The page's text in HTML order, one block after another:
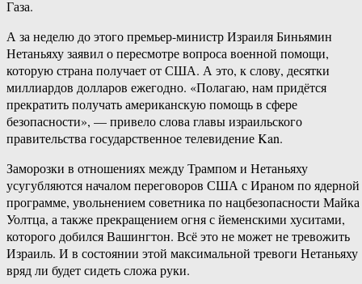
Газа.
А за неделю до этого премьер-министр Израиля Биньямин
Нетаньяху заявил о пересмотре вопроса военной помощи,
которую страна получает от США. А это, к слову, десятки
миллиардов долларов ежегодно. «Полагаю, нам придётся
прекратить получать американскую помощь в сфере
безопасности», — привело слова главы израильского
правительства государственное телевидение Kan.
Заморозки в отношениях между Трампом и Нетаньяху
усугубляются началом переговоров США с Ираном по ядерной
программе, увольнением советника по нацбезопасности Майка
Уолтца, а также прекращением огня с йеменскими хуситами,
которого добился Вашингтон. Всё это не может не тревожить
Израиль. И в состоянии этой максимальной тревоги Нетаньяху
вряд ли будет сидеть сложа руки.